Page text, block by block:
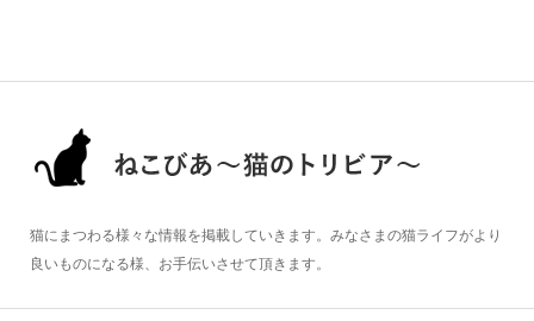
猫にまつわる様々な情報を掲載していきます。みなさまの猫ライフがより
良いものになる様、お手伝いさせて頂きます。